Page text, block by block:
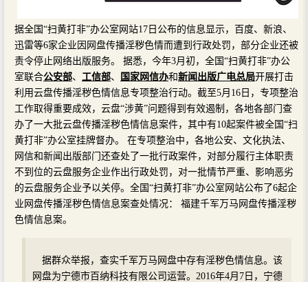
据全国“扫黄打非”办公室网站17日公布的信息显示，百度、新浪、
迅雷等6家企业因网盘传播淫秽色情而遭到行政处罚，部分企业还被
责令停止网络出版服务。 据悉，今年3月初，全国“扫黄打非”办公
室联合公安部、 工信部、 国家网信办和新闻出版广电总局开展打击
利用云盘传播淫秽色情信息专项整治行动。截至5月16日，专项整治
工作取得重要成效，云盘“涉黄”问题得到有效遏制，各地各部门查
办了一大批云盘传播淫秽色情信息案件，其中有10起案件被全国“扫
黄打非”办公室挂牌督办。 在专项整治中，各地公安、文化执法、
网信和新闻出版部门还查处了一批行政案件，对部分履行主体职责
不到位的云盘服务企业作出行政处罚，对一批情节严重、影响恶劣
的云盘服务企业予以关停。全国“扫黄打非”办公室网站公布了6起企
业网盘传播淫秽色情信息案查处情况： 福建千军万马网盘传播淫秽
色情信息案。
据群众举报，查实千军万马网盘中存有淫秽色情信息。该
网盘为宁德市百纳科技有限公司运营。2016年4月7日，宁德